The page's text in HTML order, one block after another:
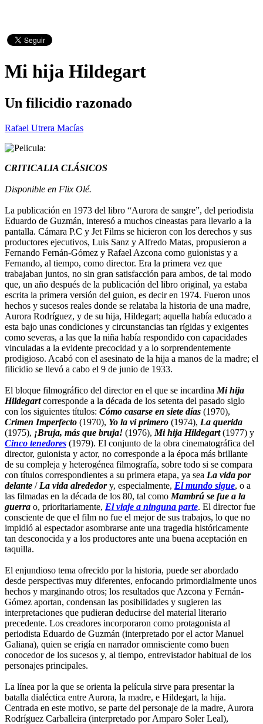
Mi hija Hildegart
Un filicidio razonado
Rafael Utrera Macías
CRITICALIA CLÁSICOS
Disponible en Flix Olé.
La publicación en 1973 del libro “Aurora de sangre”, del periodista
Eduardo de Guzmán, interesó a muchos cineastas para llevarlo a la
pantalla. Cámara P.C y Jet Films se hicieron con los derechos y sus
productores ejecutivos, Luis Sanz y Alfredo Matas, propusieron a
Fernando Fernán-Gómez y Rafael Azcona como guionistas y a
Fernando, al tiempo, como director. Era la primera vez que
trabajaban juntos, no sin gran satisfacción para ambos, de tal modo
que, un año después de la publicación del libro original, ya estaba
escrita la primera versión del guion, es decir en 1974. Fueron unos
hechos y sucesos reales donde se relataba la historia de una madre,
Aurora Rodríguez, y de su hija, Hildegart; aquella había educado a
esta bajo unas condiciones y circunstancias tan rígidas y exigentes
como severas, a las que la niña había respondido con capacidades
vinculadas a la evidente precocidad y a lo sorprendentemente
prodigioso. Acabó con el asesinato de la hija a manos de la madre; el
filicidio se llevó a cabo el 9 de junio de 1933.
El bloque filmográfico del director en el que se incardina Mi hija
Hildegart corresponde a la década de los setenta del pasado siglo
con los siguientes títulos: Cómo casarse en siete días (1970),
Crimen Imperfecto (1970), Yo la vi primero (1974), La querida
(1975), ¡Bruja, más que bruja! (1976), Mi hija Hildegart(1977) y
Cinco tenedores (1979). El conjunto de la obra cinematográfica del
director, guionista y actor, no corresponde a la época más brillante
de su compleja y heterogénea filmografía, sobre todo si se compara
con títulos correspondientes a su primera etapa, ya sea La vida por
delante / La vida alrededory, especialmente, El mundo sigue, o a
las filmadas en la década de los 80, tal como Mambrú se fue a la
guerra o, prioritariamente, El viaje a ninguna parte. El director fue
consciente de que el film no fue el mejor de sus trabajos, lo que no
impidió al espectador asombrarse ante una tragedia históricamente
tan desconocida y a los productores ante una buena aceptación en
taquilla.
El enjundioso tema ofrecido por la historia, puede ser abordado
desde perspectivas muy diferentes, enfocando primordialmente unos
hechos y marginando otros; los resultados que Azcona y Fernán-
Gómez aportan, condensan las posibilidades y sugieren las
interpretaciones que pudieran deducirse del material literario
precedente. Los creadores incorporaron como protagonista al
periodista Eduardo de Guzmán (interpretado por el actor Manuel
Galiana), quien se erigía en narrador omnisciente como buen
conocedor de los sucesos y, al tiempo, entrevistador habitual de los
personajes principales.
La línea por la que se orienta la película sirve para presentar la
batalla dialéctica entre Aurora, la madre, e Hildegart, la hija.
Centrada en este motivo, se parte del personaje de la madre, Aurora
Rodríguez Carballeira (interpretado por Amparo Soler Leal),